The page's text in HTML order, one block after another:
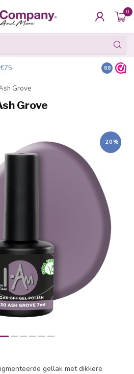
0
Besteld
8.8
Grove
Grove
-20%
gellak met dikkere